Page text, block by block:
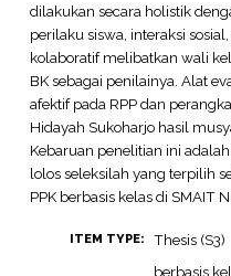
dilakukan secara holistik
perilaku siswa, interaksi
kolaboratif melibatkan wali
BK sebagai penilainya. Alat
afektif pada RPP dan
Hidayah Sukoharjo hasil
Kebaruan penelitian ini
lolos seleksilah yang terpilih
PPK berbasis kelas di SMAIT
ITEM TYPE:
Thesis (S3)
berbasis